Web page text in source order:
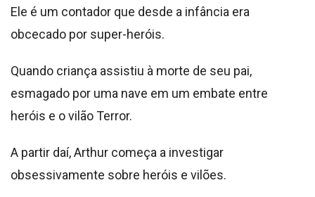
Ele é um contador que desde a infância era
obcecado por super-heróis.
Quando criança assistiu à morte de seu pai,
esmagado por uma nave em um embate entre
heróis e o vilão Terror.
A partir daí, Arthur começa a investigar
obsessivamente sobre heróis e vilões.